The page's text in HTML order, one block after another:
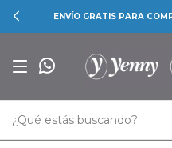
ENVÍO GRATIS PARA